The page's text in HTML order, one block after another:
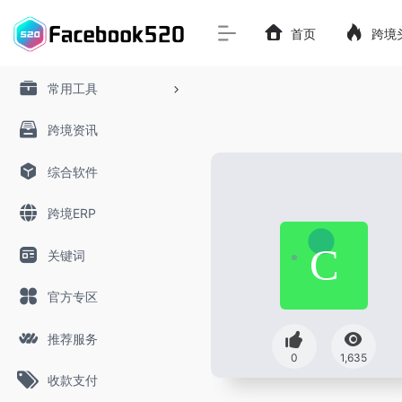
常用工具
跨境资讯
综合软件
跨境ERP
关键词
官方专区
推荐服务
收款支付
首页 跨境
0 1,635